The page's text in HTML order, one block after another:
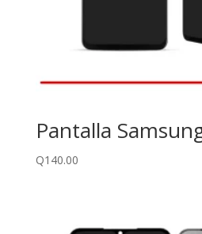
Pantalla
Q140.00